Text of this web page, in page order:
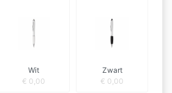
Wit
€ 0,00
Zwart
€ 0,00